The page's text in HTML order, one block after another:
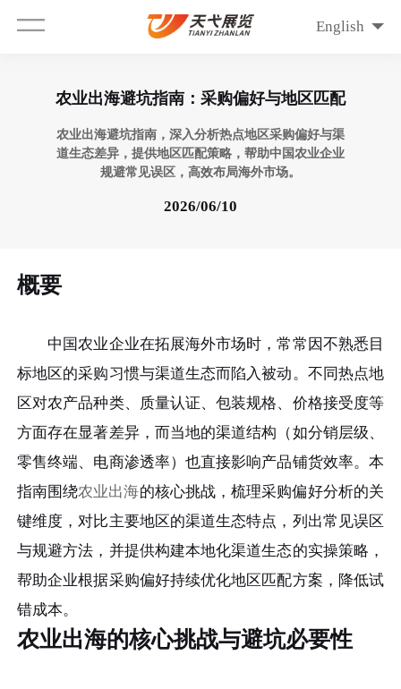
English
农业出海避坑指南：采购偏好与地区匹配
农业出海避坑指南，深入分析热点地区采购偏好与渠
道生态差异，提供地区匹配策略，帮助中国农业企业
规避常见误区，高效布局海外市场。
2026/06/10
概要
中国农业企业在拓展海外市场时，常常因不熟悉目
标地区的采购习惯与渠道生态而陷入被动。不同热点地
区对农产品种类、质量认证、包装规格、价格接受度等
方面存在显著差异，而当地的渠道结构（如分销层级、
零售终端、电商渗透率）也直接影响产品铺货效率。本
指南围绕农业出海的核心挑战，梳理采购偏好分析的关
键维度，对比主要地区的渠道生态特点，列出常见误区
与规避方法，并提供构建本地化渠道生态的实操策略，
帮助企业根据采购偏好持续优化地区匹配方案，降低试
错成本。
农业出海的核心挑战与避坑必要性